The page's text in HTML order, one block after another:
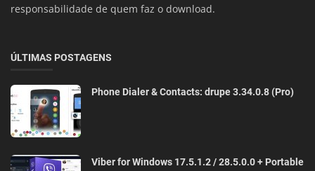
responsabilidade de quem faz o download.
ÚLTIMAS POSTAGENS
Phone Dialer & Contacts: drupe 3.34.0.8 (Pro)
Viber for Windows 17.5.1.2 / 28.5.0.0 + Portable